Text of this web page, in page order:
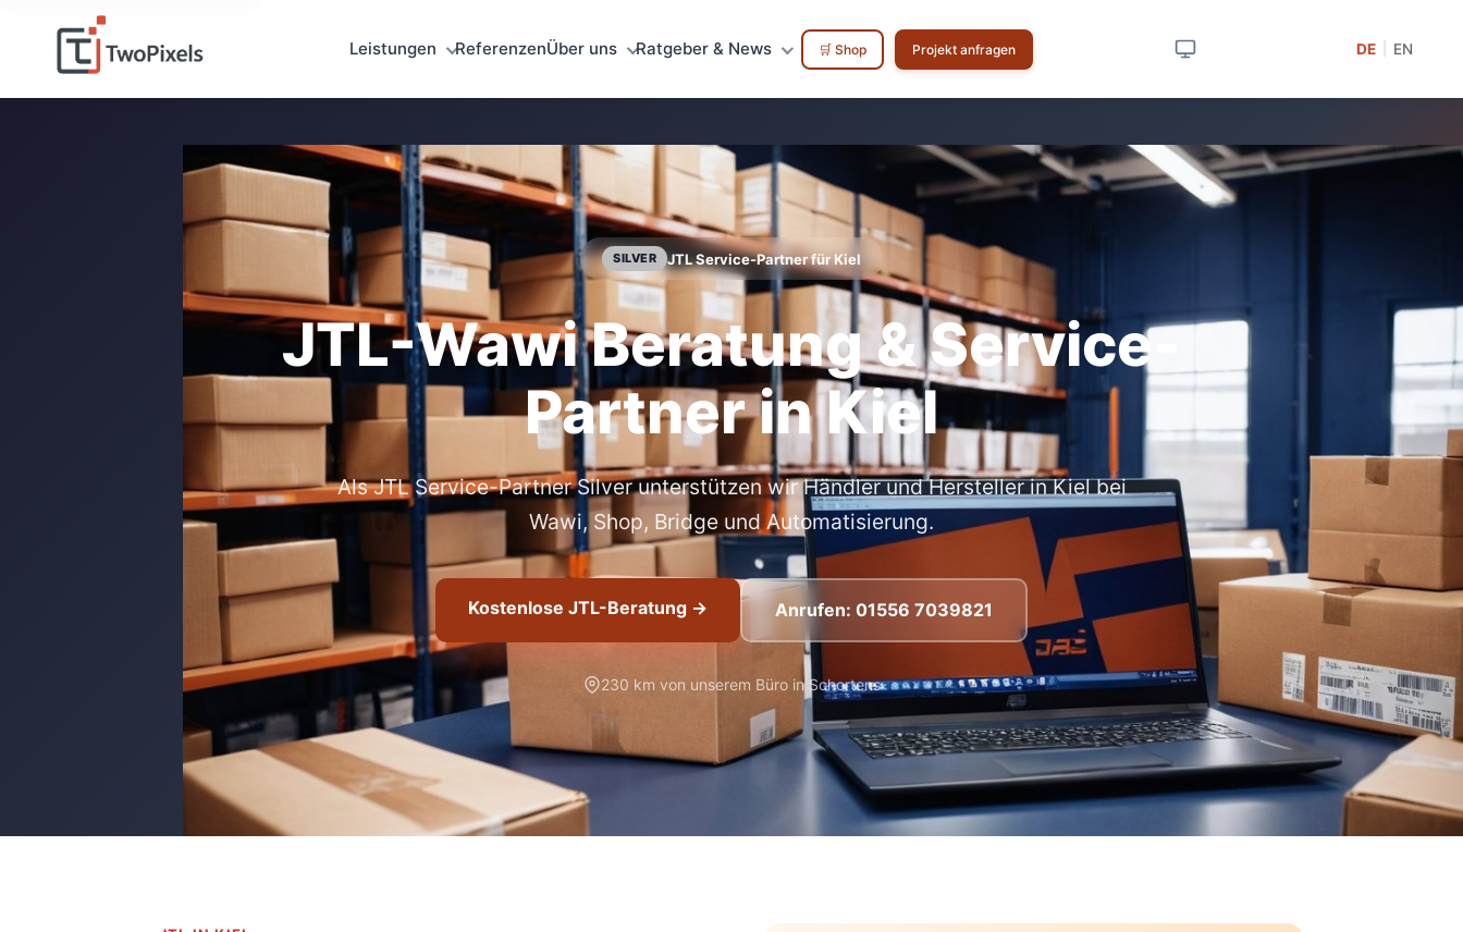
Leistungen ReferenzenÜber uns Ratgeber & News 🛒 Shop Projekt anfragen DE EN
SILVER JTL Service-Partner für Kiel
JTL-Wawi Beratung & Service-
Partner in Kiel
Als JTL Service-Partner Silver unterstützen wir Händler und Hersteller in Kiel bei
Wawi, Shop, Bridge und Automatisierung.
Kostenlose JTL-Beratung → Anrufen: 01556 7039821
230 km von unserem Büro in Schortens